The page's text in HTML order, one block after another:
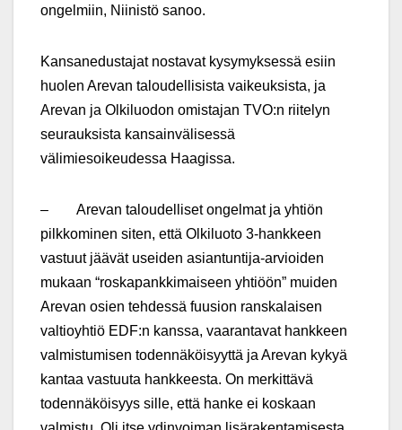
ongelmiin, Niinistö sanoo.
Kansanedustajat nostavat kysymyksessä esiin
huolen Arevan taloudellisista vaikeuksista, ja
Arevan ja Olkiluodon omistajan TVO:n riitelyn
seurauksista kansainvälisessä
välimiesoikeudessa Haagissa.
– Arevan taloudelliset ongelmat ja yhtiön
pilkkominen siten, että Olkiluoto 3-hankkeen
vastuut jäävät useiden asiantuntija-arvioiden
mukaan “roskapankkimaiseen yhtiöön” muiden
Arevan osien tehdessä fuusion ranskalaisen
valtioyhtiö EDF:n kanssa, vaarantavat hankkeen
valmistumisen todennäköisyyttä ja Arevan kykyä
kantaa vastuuta hankkeesta. On merkittävä
todennäköisyys sille, että hanke ei koskaan